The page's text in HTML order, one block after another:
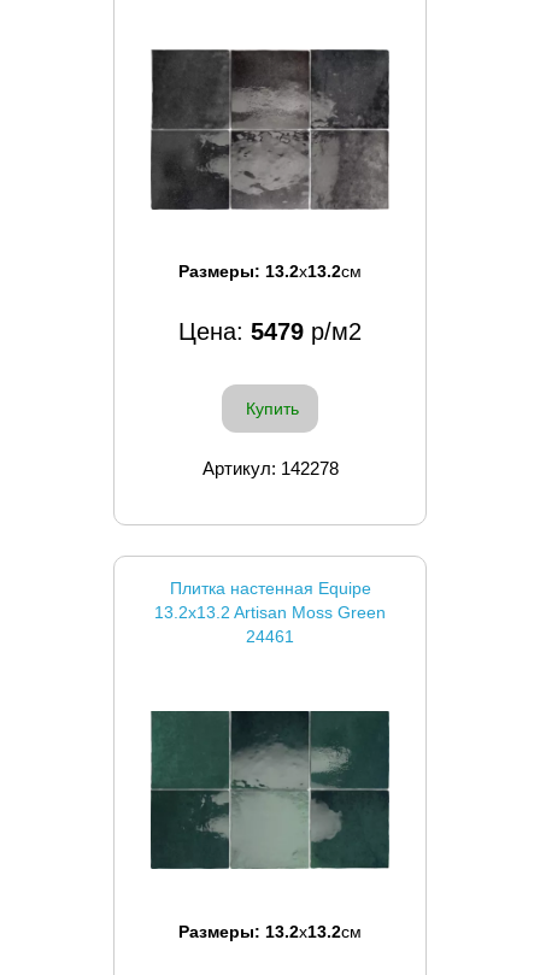
Размеры: 13.2x13.2см
Цена: 5479 р/м2
Купить
Артикул: 142278
Плитка настенная Equipe
13.2x13.2 Artisan Moss Green
24461
Размеры: 13.2x13.2см